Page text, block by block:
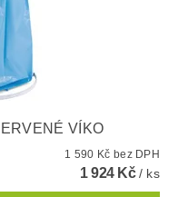
VÍKO
1 590 Kč bez DPH
1 924 Kč/ ks